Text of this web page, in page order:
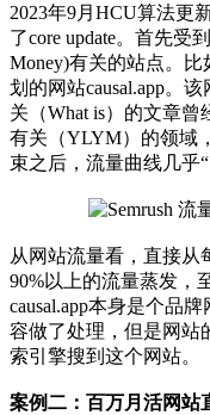
2023年9月HCU算法更
了core update。首先受
Money)有关的站点。
划的网站causal.app。
关（What is）的文章
有关（YLYM）的领域
束之后，流量曲线几乎
从网站流量看，直接从
90%以上的流量蒸发，
causal.app本身是个品
容做了处理，但是网站
索引擎搜到这个网站。
案例二：百万月活网站